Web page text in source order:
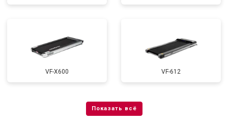
VF-X600 VF-612